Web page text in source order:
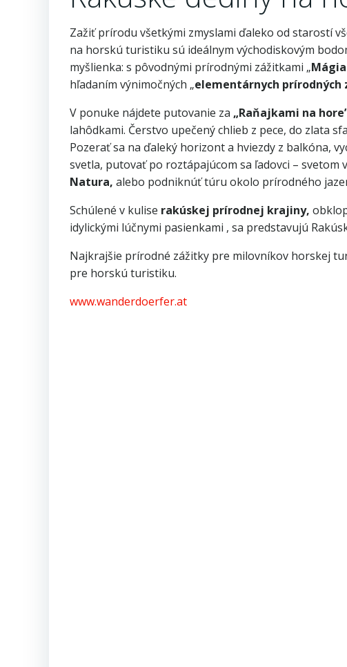
Zažiť prírodu všetkými zmyslami ďaleko od starostí
na horskú turistiku sú ideálnym východiskovým
myšlienka: s pôvodnými prírodnými zážitkami „
hľadaním výnimočných „elementárnych prírodných
V ponuke nájdete putovanie za „Raňajkami na
lahôdkami. Čerstvo upečený chlieb z pece, do zlata
Pozerať sa na ďaleký horizont a hviezdy z balkóna,
svetla, putovať po roztápajúcom sa ľadovci –
Natura, alebo podniknúť túru okolo prírodného
Schúlené v kulise rakúskej prírodnej krajiny,
idylickými lúčnymi pasienkami , sa predstavujú
Najkrajšie prírodné zážitky pre milovníkov horskej
pre horskú turistiku.
www.wanderdoerfer.at